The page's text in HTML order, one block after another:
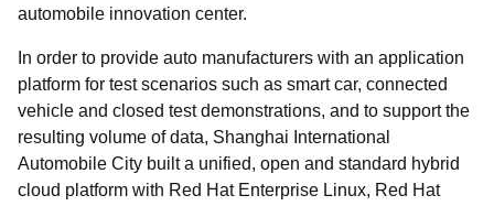
automobile innovation center.
In order to provide auto manufacturers with an application
platform for test scenarios such as smart car, connected
vehicle and closed test demonstrations, and to support the
resulting volume of data, Shanghai International
Automobile City built a unified, open and standard hybrid
cloud platform with Red Hat Enterprise Linux, Red Hat